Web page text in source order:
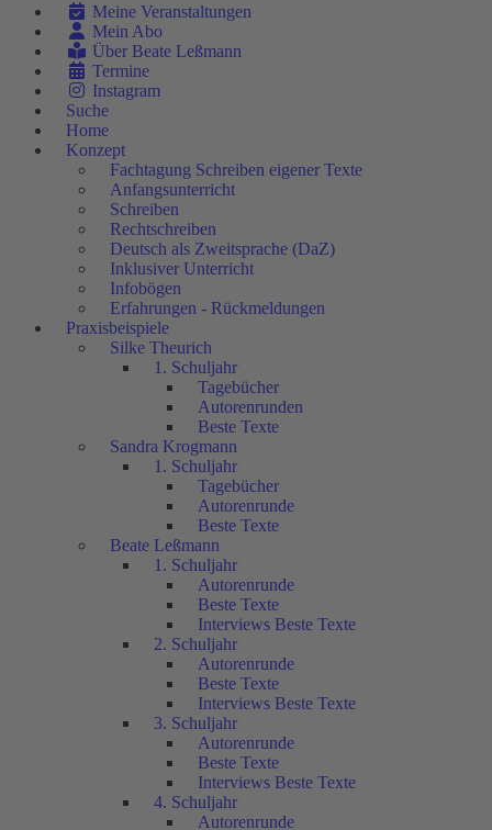
Meine Veranstaltungen
Mein Abo
Über Beate Leßmann
Termine
Instagram
Suche
Home
Konzept
Fachtagung Schreiben eigener Texte
Anfangsunterricht
Schreiben
Rechtschreiben
Deutsch als Zweitsprache (DaZ)
Inklusiver Unterricht
Infobögen
Erfahrungen - Rückmeldungen
Praxisbeispiele
Silke Theurich
1. Schuljahr
Tagebücher
Autorenrunden
Beste Texte
Sandra Krogmann
1. Schuljahr
Tagebücher
Autorenrunde
Beste Texte
Beate Leßmann
1. Schuljahr
Autorenrunde
Beste Texte
Interviews Beste Texte
2. Schuljahr
Autorenrunde
Beste Texte
Interviews Beste Texte
3. Schuljahr
Autorenrunde
Beste Texte
Interviews Beste Texte
4. Schuljahr
Autorenrunde